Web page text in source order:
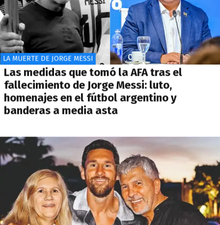
LA MUERTE DE JORGE MESSI
Las medidas que tomó la AFA tras el
fallecimiento de Jorge Messi: luto,
homenajes en el fútbol argentino y
banderas a media asta